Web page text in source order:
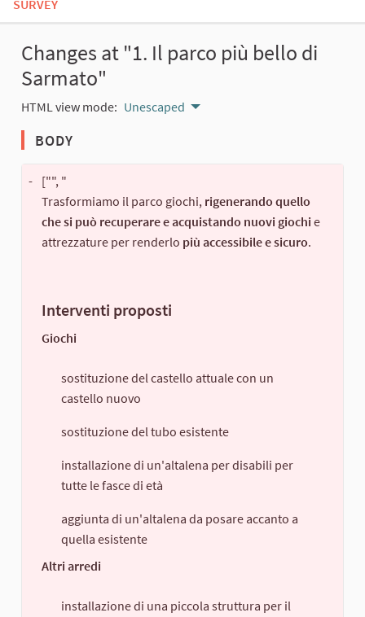
SURVEY
Changes at "1. Il parco più bello di
Sarmato"
HTML view mode: Unescaped
BODY
- ["", "
Trasformiamo il parco giochi, rigenerando quello
che si può recuperare e acquistando nuovi giochi e
attrezzature per renderlo più accessibile e sicuro.
Interventi proposti
Giochi
sostituzione del castello attuale con un
castello nuovo
sostituzione del tubo esistente
installazione di un'altalena per disabili per
tutte le fasce di età
aggiunta di un'altalena da posare accanto a
quella esistente
Altri arredi
installazione di una piccola struttura per il